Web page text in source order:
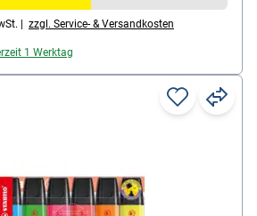
| zzgl. Service- & Versandkosten
1 Werktag